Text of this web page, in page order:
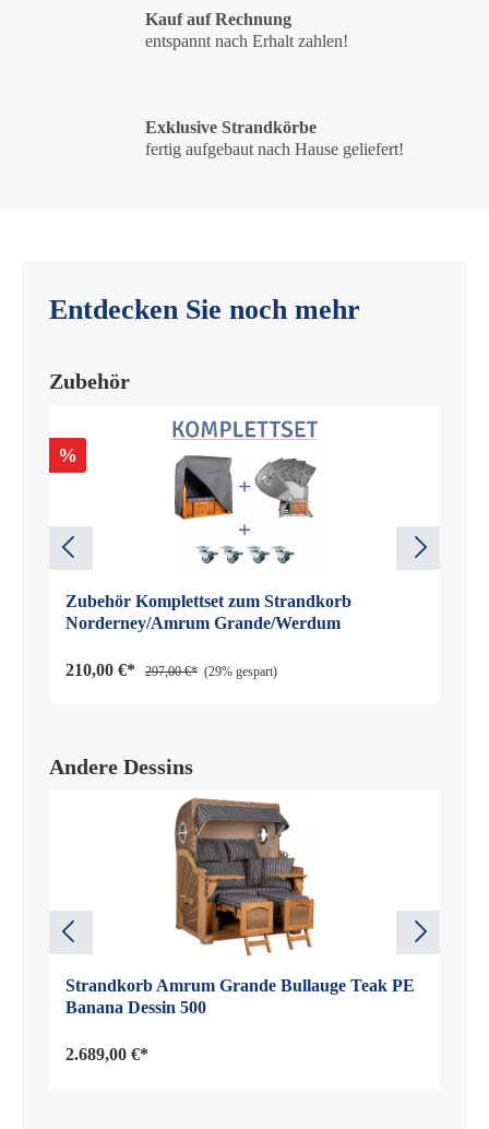
Kauf auf Rechnung
entspannt nach Erhalt zahlen!
Exklusive Strandkörbe
fertig aufgebaut nach Hause geliefert!
Entdecken Sie noch mehr
Zubehör
%
Zubehör Komplettset zum Strandkorb
Norderney/Amrum Grande/Werdum
210,00 €* 297,00 €* (29% gespart)
Andere Dessins
Strandkorb Amrum Grande Bullauge Teak PE
Banana Dessin 500
2.689,00 €*